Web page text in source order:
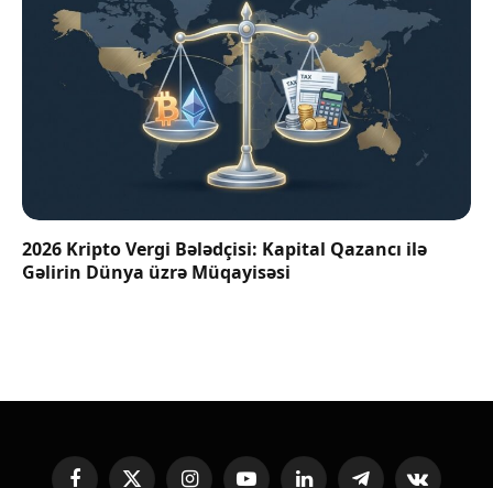
2026 Kripto Vergi Bələdçisi: Kapital Qazancı ilə
Gəlirin Dünya üzrə Müqayisəsi